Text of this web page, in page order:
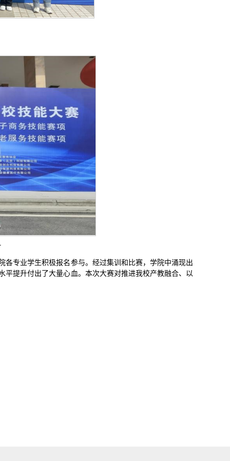
专业学生积极报名参与。经过集训和比赛，学院中涌现出
提升付出了大量心血。本次大赛对推进我校产教融合、以